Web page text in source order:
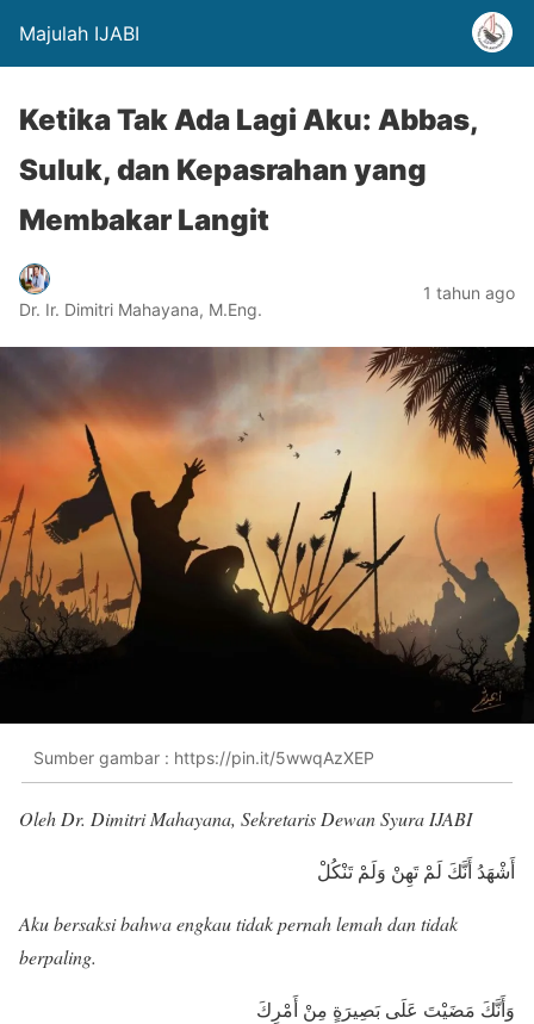
Majulah IJABI
Ketika Tak Ada Lagi Aku: Abbas,
Suluk, dan Kepasrahan yang
Membakar Langit
Dr. Ir. Dimitri Mahayana, M.Eng.
1 tahun ago
Sumber gambar : https://pin.it/5wwqAzXEP
Oleh Dr. Dimitri Mahayana, Sekretaris Dewan Syura IJABI
أَشْهَدُ أَنَّكَ لَمْ تَهِنْ وَلَمْ تَنْكُلْ
Aku bersaksi bahwa engkau tidak pernah lemah dan tidak
berpaling.
وَأَنَّكَ مَضَيْتَ عَلَى بَصِيرَةٍ مِنْ أَمْرِكَ